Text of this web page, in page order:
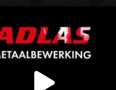
14 0